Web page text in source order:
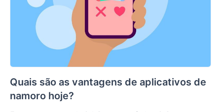
Quais são as vantagens de aplicativos de
namoro hoje?